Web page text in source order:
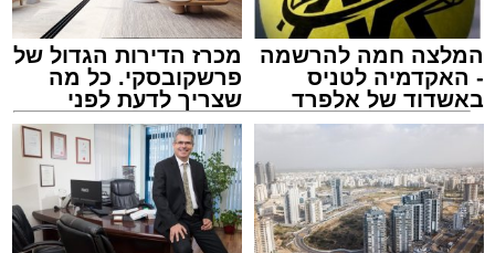
המלצה חמה להרשמה
- האקדמיה לטניס
באשדוד של אלפרד
קריאולנסקי - לילדים
מכרז הדירות הגדול של
פרשקובסקי. כל מה
שצריך לדעת לפני
שמגישים הצעה לדירה
באשדוד